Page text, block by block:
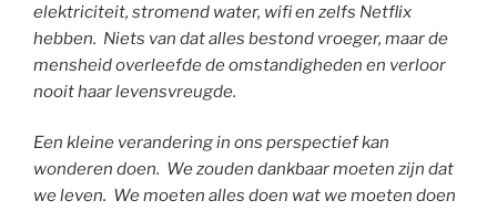
elektriciteit, stromend water, wifi en zelfs Netflix
hebben. Niets van dat alles bestond vroeger, maar de
mensheid overleefde de omstandigheden en verloor
nooit haar levensvreugde.
Een kleine verandering in ons perspectief kan
wonderen doen. We zouden dankbaar moeten zijn dat
we leven. We moeten alles doen wat we moeten doen